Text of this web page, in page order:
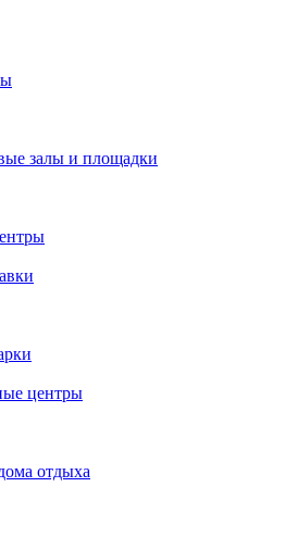
залы и площадки
центры
отдыха